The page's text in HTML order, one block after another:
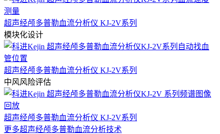
超声经颅多普勒血流分析仪 KJ-2V系列
模块化设计
超声经颅多普勒血流分析仪 KJ-2V系列
中风风险评估
超声经颅多普勒血流分析仪 KJ-2V系列
更多超声经颅多普勒血流分析技术